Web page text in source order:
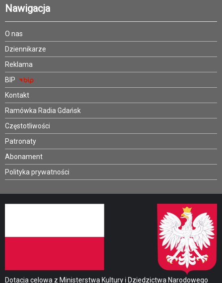
Nawigacja
O nas
Dziennikarze
Reklama
BIP
Kontakt
Ramówka Radia Gdańsk
Częstotliwości
Patronaty
Abonament
Polityka prywatności
Dotacja celowa z Ministerstwa Kultury i Dziedzictwa Narodowego